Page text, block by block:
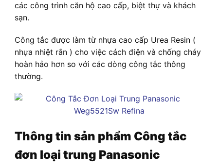
các công trình căn hộ cao cấp, biệt thự và khách
sạn.
Công tắc được làm từ nhựa cao cấp Urea Resin (
nhựa nhiệt rắn ) cho việc cách điện và chống cháy
hoàn hảo hơn so với các dòng công tắc thông
thường.
Thông tin sản phẩm Công tắc
đơn loại trung Panasonic